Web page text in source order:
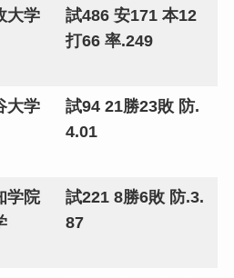
大学
試486 安171 本12
打66 率.249
大学
試94 21勝23敗 防.
4.01
学院
試221 8勝6敗 防.3.
87